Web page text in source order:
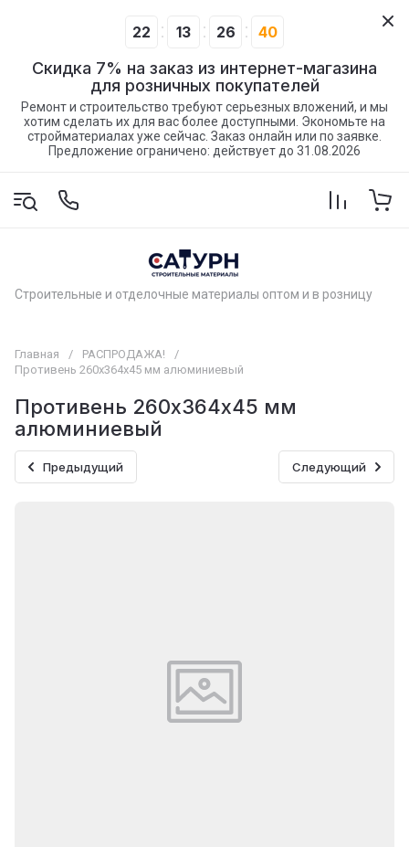
22 13 26 39
Скидка 7% на заказ из интернет-магазина
для розничных покупателей
Ремонт и строительство требуют серьезных вложений, и мы
хотим сделать их для вас более доступными. Экономьте на
стройматериалах уже сейчас. Заказ онлайн или по заявке.
Предложение ограничено: действует до 31.08.2026
Строительные и отделочные материалы оптом и в розницу
Главная / РАСПРОДАЖА!
/
Противень 260х364х45 мм алюминиевый
Противень 260х364х45 мм
алюминиевый
Предыдущий Следующий